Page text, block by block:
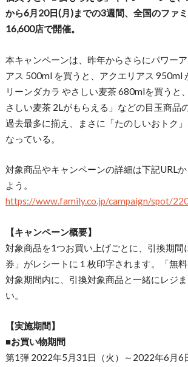
から6月20日(月)までの3週間、全国のファ
16,600店で開催。
本キャンペーンは、昨年からさらにパワー
アス 500ml を買うと、アクエリアス 950ml
リーンダカラ やさしい麦茶 680mlを買うと
さしい麦茶 2Lがもらえる」などの目玉商品
過去最多に揃え、まさに「たのしいおトク
なっている。
対象商品やキャンペーンの詳細は下記URL
よう。
https://www.family.co.jp/campaign/spot/
【キャンペーン概要】
対象商品を1つお買い上げごとに、引換期間
券」がレシートに１枚印字されます。「無
対象期間内に、引換対象商品と一緒にレジ
い。
【実施期間】
■お買い物期間
第1弾 2022年5月31日（火）～2022年6月6